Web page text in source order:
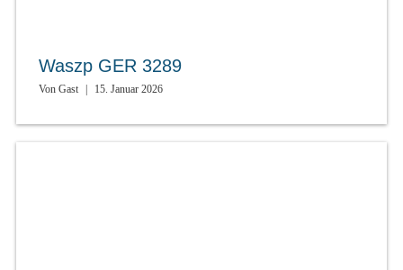
Waszp GER 3289
Von Gast | 15. Januar 2026